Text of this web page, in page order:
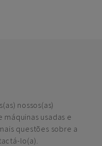
nossos(as)
usadas e
questões sobre a
lo(a).